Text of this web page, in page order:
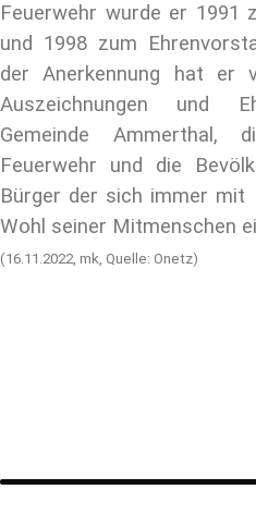
Feuerwehr wurde er 1991
und 1998 zum
der Anerkennung hat er
Auszeichnungen und
Gemeinde Ammerthal,
Feuerwehr und die
Bürger der sich immer
Wohl seiner Mitmenschen
(16.11.2022, mk, Quelle: Onetz)